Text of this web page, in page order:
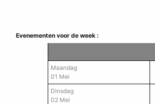
Evenementen voor de week :
Maandag
01 Mei
Dinsdag
02 Mei